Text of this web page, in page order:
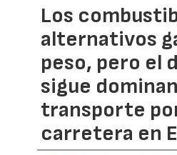
Los
alternativos
peso, pero el
sigue
transporte
carretera en